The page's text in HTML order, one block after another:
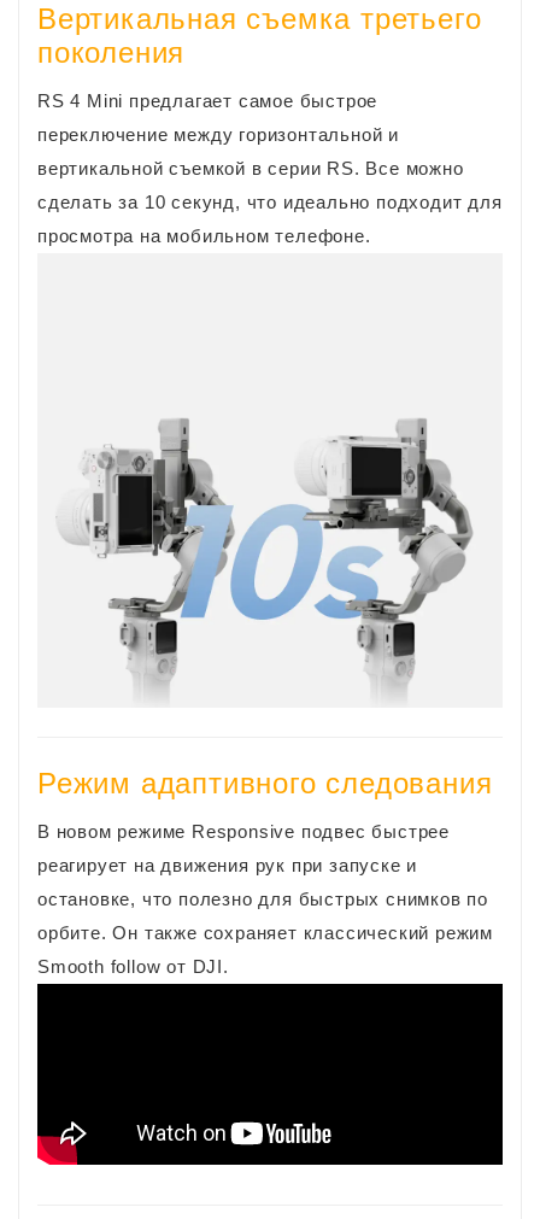
Вертикальная съемка третьего
поколения
RS 4 Mini предлагает самое быстрое
переключение между горизонтальной и
вертикальной съемкой в серии RS. Все можно
сделать за 10 секунд, что идеально подходит для
просмотра на мобильном телефоне.
Режим адаптивного следования
В новом режиме Responsive подвес быстрее
реагирует на движения рук при запуске и
остановке, что полезно для быстрых снимков по
орбите. Он также сохраняет классический режим
Smooth follow от DJI.